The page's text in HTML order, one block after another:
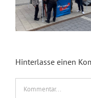
Hinterlasse einen